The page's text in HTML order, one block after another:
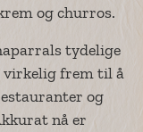
og churros.
tydelige
virkelig frem til å
og
nå er